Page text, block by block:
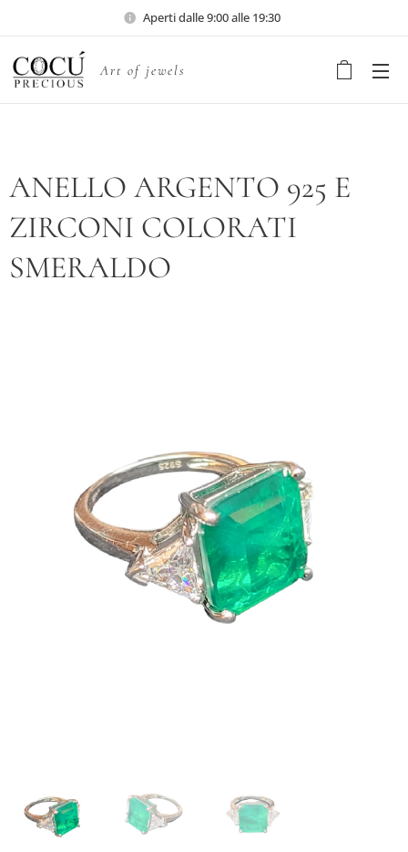
Aperti dalle 9:00 alle 19:30
Art of jewels
ANELLO ARGENTO 925 E
ZIRCONI COLORATI
SMERALDO